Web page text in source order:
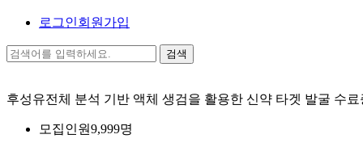
로그인회원가입
검색
후성유전체 분석 기반 액체 생검을 활용한 신약 타겟 발굴 수료
모집인원9,999명